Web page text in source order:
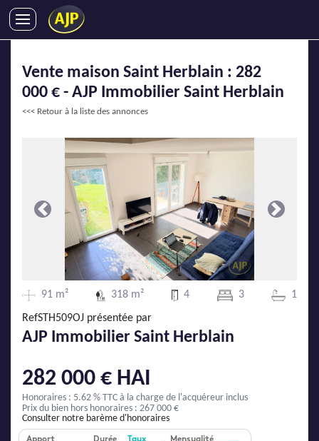
VENTES
LOCATIONS
GESTION LOCATIVE
IMMOBILIER NEUF
LOCATIONS DE VACANCES
DEVENIR FRANCHISÉ
AJP Recrute
AJP Actualités
Service Qualité Clients
Vente maison Saint Herblain : 282
000 € - AJP Immobilier Saint Herblain
<<< Retour à la liste des annonces
Précédente Suivante
91 m² 318 m² 4 3 1
RefSTH509OJ présentée par
AJP Immobilier Saint Herblain
282 000 € HAI
Honoraires : 5.62 % TTC à la charge de l'acquéreur inclus
Prix du bien hors honoraires : 267 000 €
Consulter notre barème d'honoraires